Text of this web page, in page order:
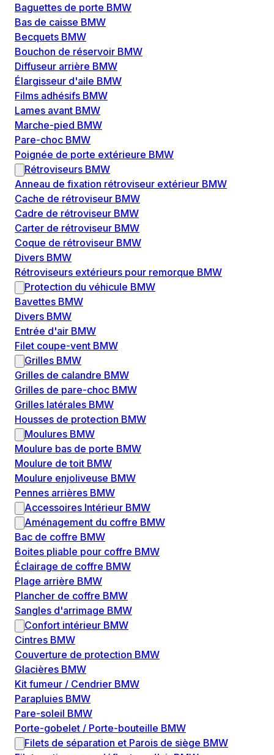
Baguettes de porte BMW
Bas de caisse BMW
Becquets BMW
Bouchon de réservoir BMW
Diffuseur arrière BMW
Élargisseur d'aile BMW
Films adhésifs BMW
Lames avant BMW
Marche-pied BMW
Pare-choc BMW
Poignée de porte extérieure BMW
Rétroviseurs BMW
Anneau de fixation rétroviseur extérieur BMW
Cache de rétroviseur BMW
Cadre de rétroviseur BMW
Carter de rétroviseur BMW
Coque de rétroviseur BMW
Divers BMW
Rétroviseurs extérieurs pour remorque BMW
Protection du véhicule BMW
Bavettes BMW
Divers BMW
Entrée d'air BMW
Filet coupe-vent BMW
Grilles BMW
Grilles de calandre BMW
Grilles de pare-choc BMW
Grilles latérales BMW
Housses de protection BMW
Moulures BMW
Moulure bas de porte BMW
Moulure de toit BMW
Moulure enjoliveuse BMW
Pennes arrières BMW
Accessoires Intérieur BMW
Aménagement du coffre BMW
Bac de coffre BMW
Boites pliable pour coffre BMW
Éclairage de coffre BMW
Plage arrière BMW
Plancher de coffre BMW
Sangles d'arrimage BMW
Confort intérieur BMW
Cintres BMW
Couverture de protection BMW
Glacières BMW
Kit fumeur / Cendrier BMW
Parapluies BMW
Pare-soleil BMW
Porte-gobelet / Porte-bouteille BMW
Filets de séparation et Parois de siège BMW